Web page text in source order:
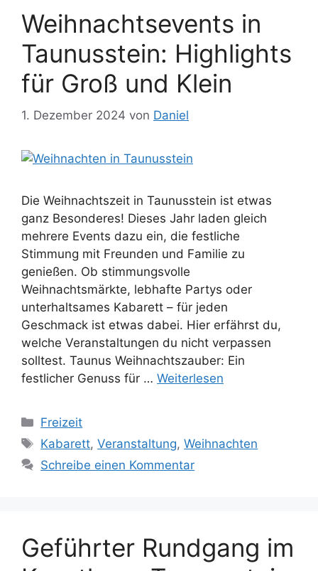
Weihnachtsevents in
Taunusstein: Highlights
für Groß und Klein
1. Dezember 2024 von Daniel
Die Weihnachtszeit in Taunusstein ist etwas
ganz Besonderes! Dieses Jahr laden gleich
mehrere Events dazu ein, die festliche
Stimmung mit Freunden und Familie zu
genießen. Ob stimmungsvolle
Weihnachtsmärkte, lebhafte Partys oder
unterhaltsames Kabarett – für jeden
Geschmack ist etwas dabei. Hier erfährst du,
welche Veranstaltungen du nicht verpassen
solltest. Taunus Weihnachtszauber: Ein
festlicher Genuss für … Weiterlesen
Kategorien
Freizeit
Schlagwörter
Kabarett,Veranstaltung,Weihnachten
Schreibe einen Kommentar
Geführter Rundgang im